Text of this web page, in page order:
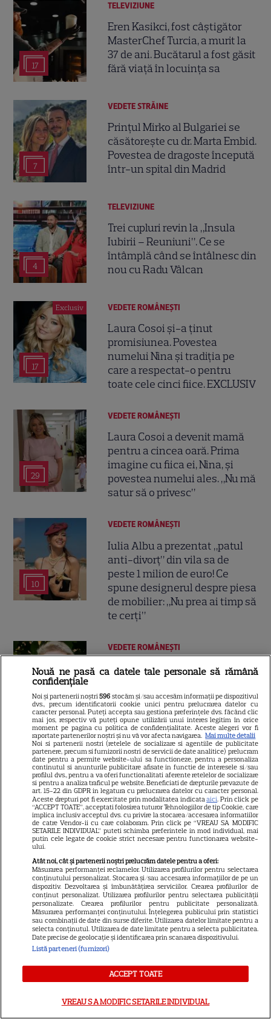
17
TELEVIZIUNE
Eren Kasikci, fost câștigător
MasterChef Turcia, a murit la
37 de ani. Bucătarul a fost găsit
fără viață în locuința sa
7
VEDETE STRĂINE
Prințul Mirko al Bulgariei se
căsătorește cu dr. Marta Embid.
Povestea de dragoste începută
într-un spital din Madrid
4
TELEVIZIUNE
Trei cupluri revin la „Insula
Iubirii – Reuniuni”. Ce se
întâmplă când se întâlnesc din
nou cu Radu Vâlcan
Exclusiv
17
VEDETE ROMÂNEŞTI
Laura Cosoi și-a ținut
promisiunea. Povestea
numelui Nina și tradiția pe
care a respectat-o pentru
toate cele cinci fiice. EXCLUSIV
29
VEDETE ROMÂNEŞTI
Laura Cosoi a devenit mamă
pentru a cincea oară. Prima
imagine cu fiica ei, Nina, și
povestea numelui ales. „Nu mă
satur să o privesc”
10
VEDETE ROMÂNEŞTI
Iulia Albu a prezentat „patul
anti-divorț” din vila sa de
peste 1 milion de euro! Ce
spune designerul despre piesa
de mobilier: „Nu prea ai timp să
te cerți”
7
VEDETE ROMÂNEŞTI
Teo Trandafir, despre viața
de acasă: „Legătura dintre noi
nu ne-o ia nimeni”
Contact
Contacte televiziuni
Abonamente
Publicitate
Termeni și condiții
Politica de confidenţialitate
Sitemap
Nouă ne pasă ca datele tale personale să rămână
confidențiale
Noi și partenerii noștri596 stocăm și/sau accesăm informații pe dispozitivul
dvs., precum identificatorii cookie unici pentru prelucrarea datelor cu
caracter personal. Puteți accepta sau gestiona preferințele dvs. făcând clic
mai jos, respectiv vă puteți opune utilizării unui interes legitim în orice
moment pe pagina cu politica de confidențialitate. Aceste alegeri vor fi
raportate partenerilor noștri și nu vă vor afecta navigarea. Mai multe detalii
Noi si partenerii nostri (retelele de socializare si agentiile de publicitate
partenere, precum si furnizorii nostri de servicii de date analitice) prelucram
date pentru a permite website-ului sa functioneze, pentru a personaliza
continutul si anunturile publicitare afisate in functie de interesele si/sau
profilul dvs., pentru a va oferi functionalitati aferente retelelor de socializare
si pentru a analiza traficul pe website. Beneficiati de drepturile prevazute de
art. 15-22 din GDPR in legatura cu prelucrarea datelor cu caracter personal.
Aceste drepturi pot fi exercitate prin modalitatea indicataaici. Prin click pe
“ACCEPT TOATE”, acceptati folosirea tuturor Tehnologiilor de tip Cookie, care
implica inclusiv acceptul dvs. cu privire la stocarea/accesarea informatiilor
de catre Vendor-ii cu care colaboram. Prin click pe “VREAU SA MODIFIC
SETARILE INDIVIDUAL” puteti schimba preferintele in mod individual, mai
putin cele legate de cookie strict necesare pentru functionarea website-
ului.
Atât noi, cât și partenerii noștri prelucrăm datele pentru a oferi:
Măsurarea performanței reclamelor. Utilizarea profilurilor pentru selectarea
conținutului personalizat. Stocarea și/sau accesarea informațiilor de pe un
dispozitiv. Dezvoltarea și îmbunătățirea serviciilor. Crearea profilurilor de
conținut personalizat. Utilizarea profilurilor pentru selectarea publicității
personalizate. Crearea profilurilor pentru publicitate personalizată.
Măsurarea performanței conținutului. Înțelegerea publicului prin statistici
sau combinații de date din surse diferite. Utilizarea datelor limitate pentru a
selecta conținutul. Utilizarea de date limitate pentru a selecta publicitatea.
Date precise de geolocație și identificarea prin scanarea dispozitivului.
Listă parteneri (furnizori)
ACCEPT TOATE
VREAU SA MODIFIC SETARILE INDIVIDUAL